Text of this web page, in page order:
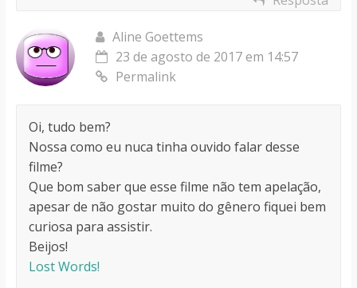
Aline Goettems
23 de agosto de 2017 em 14:57
Permalink
Oi, tudo bem?
Nossa como eu nuca tinha ouvido falar desse
filme?
Que bom saber que esse filme não tem apelação,
apesar de não gostar muito do gênero fiquei bem
curiosa para assistir.
Beijos!
Lost Words!